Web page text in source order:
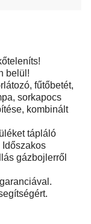
belül!
fűtőbetét,
sorkapocs
kombinált
tápláló
gázbojlerről